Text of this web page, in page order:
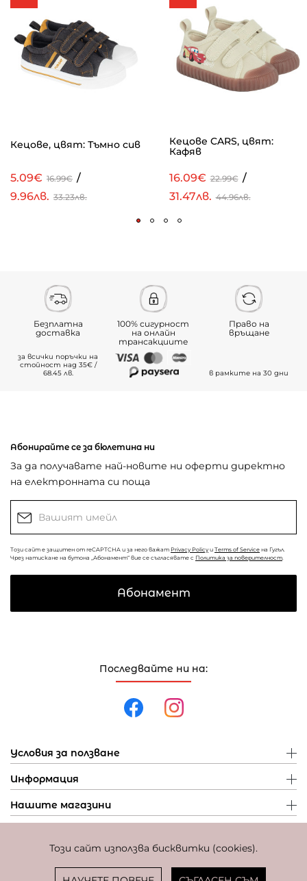
Този сайт използва бисквитки (cookies).
Кецове, цвят: Тъмно сив
5.09€ 16.99€ /
9.96лв. 33.23лв.
Кецове CARS, цвят:
Кафяв
16.09€ 22.99€ /
31.47лв. 44.96лв.
Безплатна
доставка
за всички поръчки на
стойност над 35€ /
68.45 лв.
100% сигурност
на онлайн
трансакциите
Право на
връщане
в рамките на 30 дни
Последвайте ни на:
Условия за ползване
Информация
Нашите магазини
Абонирайте се за бюлетина ни
За да получавате най-новите ни оферти директно
на електронната си поща
Този сайт е защитен от reCAPTCHA и за него важат Privacy Policy и Terms of Service на Гугъл.
Чрез натискане на бутона „Абонамент“ вие се съгласявате с Политика за поверителност
Абонамент
Фиксиран курс за превалутиране: 1 EUR = 1,95583 BGN